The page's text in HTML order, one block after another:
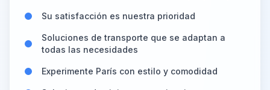
Su satisfacción es nuestra prioridad
Soluciones de transporte que se adaptan a
todas las necesidades
Experimente París con estilo y comodidad